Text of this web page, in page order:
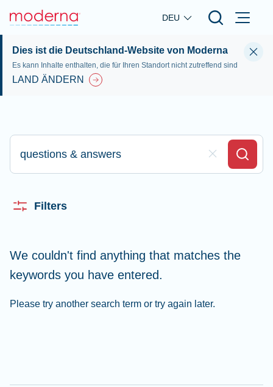
Skip to main content
DEU
Dies ist die Deutschland-Website von Moderna
Es kann Inhalte enthalten, die für Ihren Standort nicht zutreffend sind
LAND ÄNDERN
Bitte geben Sie hier Ihre Sucheingabe ein
Clear Field
Search
Filters
We couldn't find anything that matches the
keywords you have entered.
Please try another search term or try again later.